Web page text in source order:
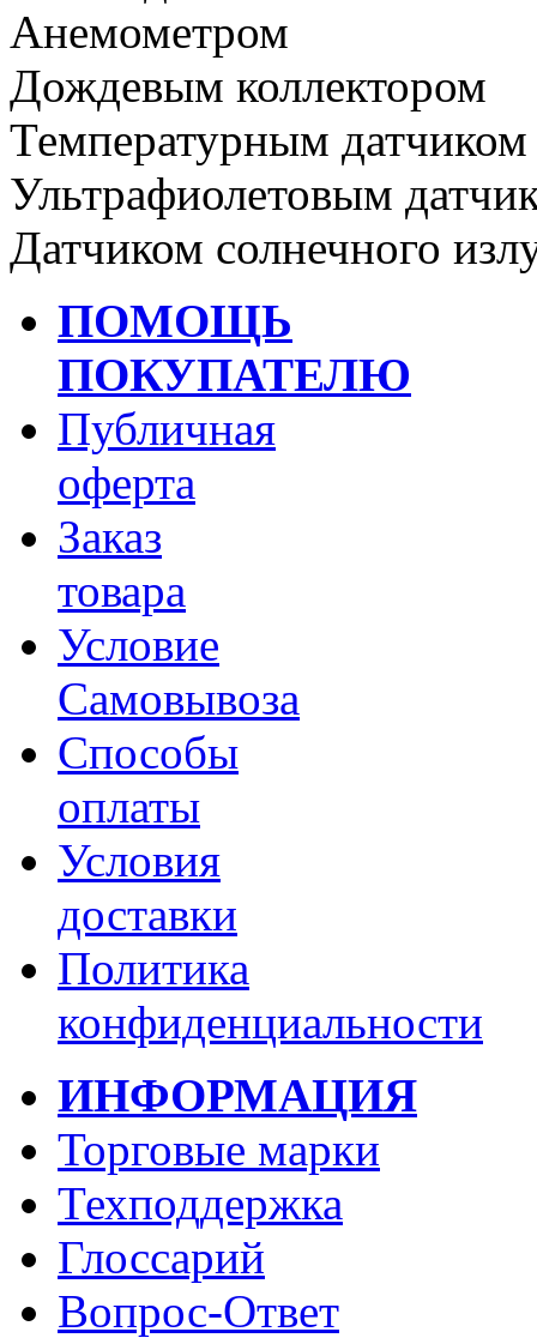
Анемометром
Дождевым коллектором
Температурным
Ультрафиолетовым
Датчиком солнечного
ПОМОЩЬ
ПОКУПАТЕЛЮ
Публичная
оферта
Заказ
товара
Условие
Самовывоза
Способы
оплаты
Условия
доставки
Политика
конфиденциальности
ИНФОРМАЦИЯ
Торговые марки
Техподдержка
Глоссарий
Вопрос-Ответ